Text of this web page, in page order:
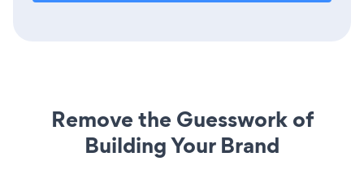
Remove the Guesswork of
Building Your Brand